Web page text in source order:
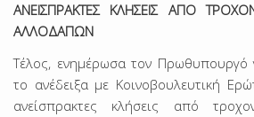
ΑΝΕΙΣΠΡΑΚΤΕΣ ΚΛΗΣΕΙΣ ΑΠΟ
ΑΛΛΟΔΑΠΩΝ
Τέλος, ενημέρωσα τον Πρωθυπουργό
το ανέδειξα με Κοινοβουλευτική
ανείσπρακτες κλήσεις από